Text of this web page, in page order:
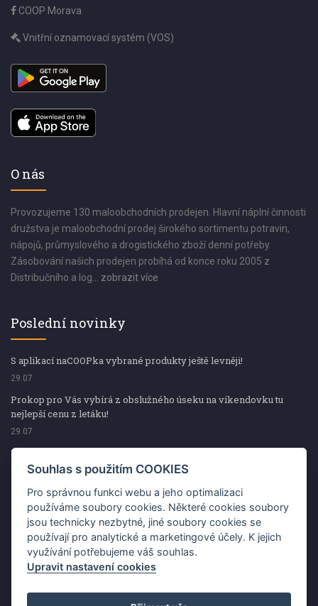
COOP Morava
Vnitřní oznamovací systém (VOS)
O nás
Provozujeme 130 maloobchodních prodejen. Hlavní náplní činnosti
družstva je maloobchodní prodej širokého sortimentu potravin,
nápojů, průmyslového a drogistického zboží denní potřeby.
Zásobování našich prodejen probíhá od konce roku 2005 z
Distribučního a log... zobrazit více
Poslední novinky
S aplikací naCOOPka vybrané produkty ještě levněji!
29.07
Prokop pro Vás vybírá z obslužného úseku na víkendovku tu
nejlepší cenu z letáku!
29.07
Prokop pro Vás vybírá z obslužného úseku na víkendovku tu
nejlepší cenu z letáku!
Kup špekáčky od Váhaly a vyhraj s naCOOPkou sekerku Fiskars
29.07
Prokop pro Vás vybírá na víkendovku ty nejlepší ceny z letáku!
29.07
Souhlas s použitím COOKIES
Pro správnou funkci webu a jeho optimalizaci
používáme soubory cookies. Některé cookies soubory
jsou technicky nezbytné, jiné soubory cookies se
používají pro analytické a marketingové účely. K jejich
využívání potřebujeme váš souhlas.
Upravit nastavení cookies